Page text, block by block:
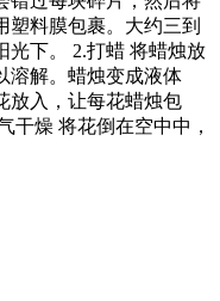
塑料膜包裹。大约三到
光下。 2.打蜡 将蜡烛放
溶解。蜡烛变成液体
放入，让每花蜡烛包
干燥 将花倒在空中中，